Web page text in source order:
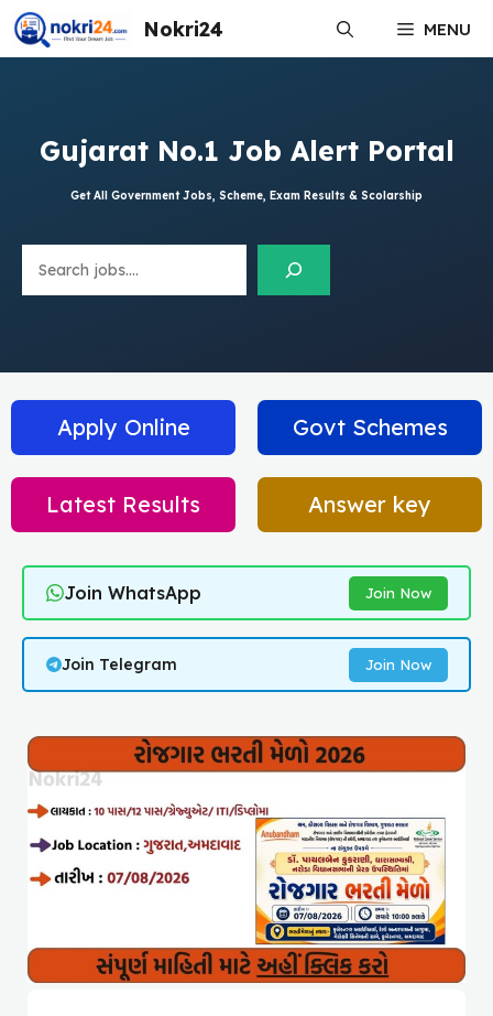
Skip
to
content
Nokri24 MENU
Gujarat No.1 Job Alert Portal
Get All Government Jobs, Scheme, Exam Results & Scolarship
Apply Online Govt Schemes
Latest Results Answer key
Join WhatsApp Join Now
Join Telegram Join Now